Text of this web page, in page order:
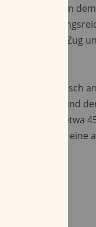
sie verleihen
während Zug
Robusto ist optisch
Deckblatt und
von etwa
das eine